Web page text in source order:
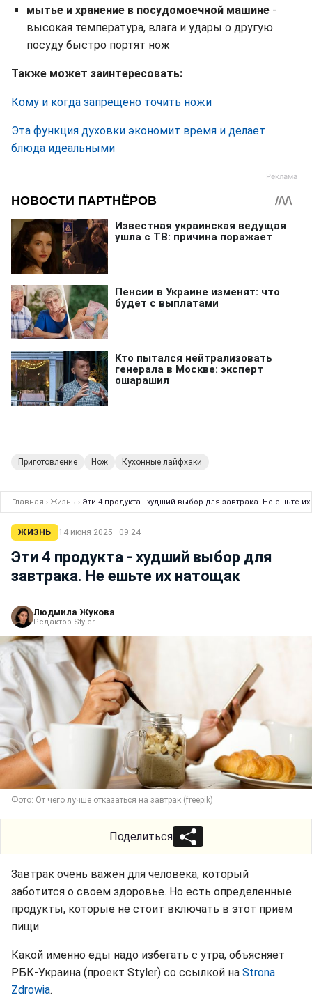
мытье и хранение в посудомоечной машине -
высокая температура, влага и удары о другую
посуду быстро портят нож
Также может заинтересовать:
Кому и когда запрещено точить ножи
Эта функция духовки экономит время и делает
блюда идеальными
Приготовление Нож Кухонные лайфхаки
Главная › Жизнь › Эти 4 продукта - худший выбор для завтрака. Не ешьте
ЖИЗНЬ 14 июня 2025 · 09:24
Эти 4 продукта - худший выбор для
завтрака. Не ешьте их натощак
Людмила Жукова
Редактор Styler
Фото: От чего лучше отказаться на завтрак (freepik)
Поделиться
Завтрак очень важен для человека, который
заботится о своем здоровье. Но есть определенные
продукты, которые не стоит включать в этот прием
пищи.
Какой именно еды надо избегать с утра, объясняет
РБК-Украина (проект Styler) со ссылкой на Strona
Zdrowia.